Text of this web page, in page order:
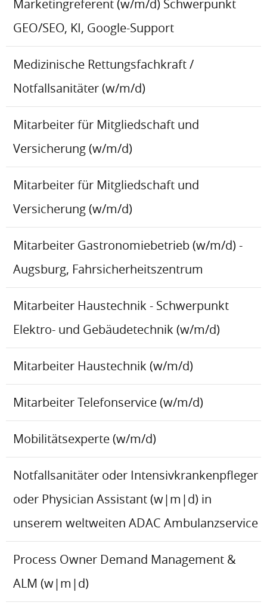
Marketingreferent (w/m/d) Schwerpunkt
GEO/SEO, KI, Google-Support
Medizinische Rettungsfachkraft /
Notfallsanitäter (w/m/d)
Mitarbeiter für Mitgliedschaft und
Versicherung (w/m/d)
Mitarbeiter für Mitgliedschaft und
Versicherung (w/m/d)
Mitarbeiter Gastronomiebetrieb (w/m/d) -
Augsburg, Fahrsicherheitszentrum
Mitarbeiter Haustechnik - Schwerpunkt
Elektro- und Gebäudetechnik (w/m/d)
Mitarbeiter Haustechnik (w/m/d)
Mitarbeiter Telefonservice (w/m/d)
Mobilitätsexperte (w/m/d)
Notfallsanitäter oder Intensivkrankenpfleger
oder Physician Assistant (w|m|d) in
unserem weltweiten ADAC Ambulanzservice
Process Owner Demand Management &
ALM (w|m|d)